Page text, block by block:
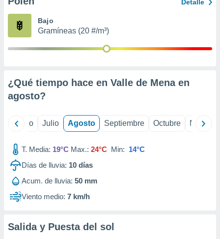
publicidad
1199
Detalle
Bajo
Gramíneas (20 #/m³)
¿Qué tiempo hace en Valle de Mena en
agosto?
Junio Julio Agosto Septiembre Octubre
T. Media: 19°C Max.: 24°C Min: 14°C
Días de lluvia: 10 días
Acum. de lluvia: 50 mm
Viento medio: 7 km/h
Salida y Puesta del sol